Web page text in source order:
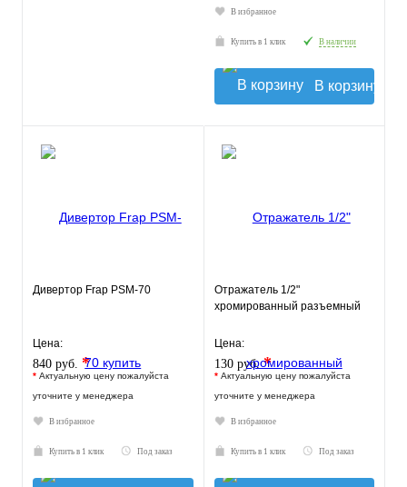
В избранное
Купить в 1 клик В наличии
В корзину
Дивертор Frap PSM-70
Цена:
840 руб. *
* Актуальную цену пожалуйста
уточните у менеджера
В избранное
Купить в 1 клик Под заказ
Отражатель 1/2"
хромированный разъемный
Цена:
130 руб.*
* Актуальную цену пожалуйста
уточните у менеджера
В избранное
Купить в 1 клик Под заказ